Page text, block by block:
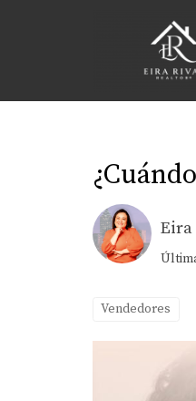
Eira
Vendedores